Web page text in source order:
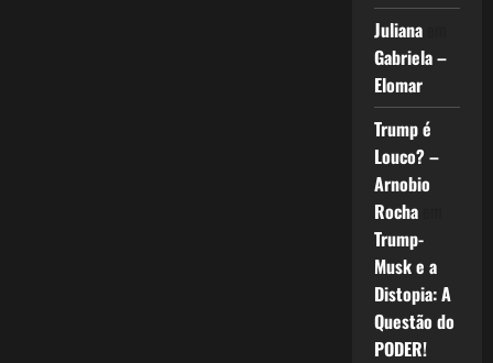
Julianaem
Gabriela –
Elomar
Trump é
Louco? –
Arnobio
Rochaem
Trump-
Musk e a
Distopia: A
Questão do
PODER!